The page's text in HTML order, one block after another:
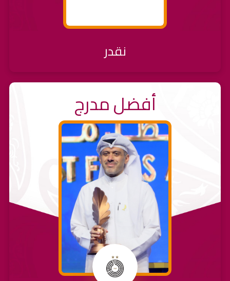
نقدر
أفضل مدرج